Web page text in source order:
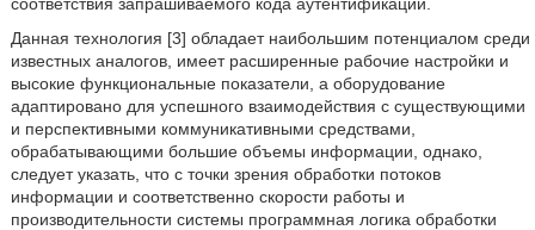
Данная технология [3] обладает наибольшим потенциалом среди
известных аналогов, имеет расширенные рабочие настройки и
высокие функциональные показатели, а оборудование
адаптировано для успешного взаимодействия с существующими
и перспективными коммуникативными средствами,
обрабатывающими большие объемы информации, однако,
следует указать, что с точки зрения обработки потоков
информации и соответственно скорости работы и
производительности системы программная логика обработки